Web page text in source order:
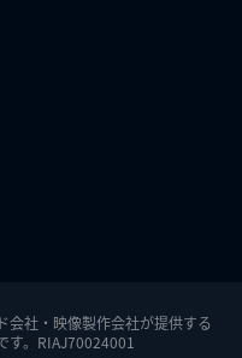
会社・映像製作会社が提供する
す。RIAJ70024001